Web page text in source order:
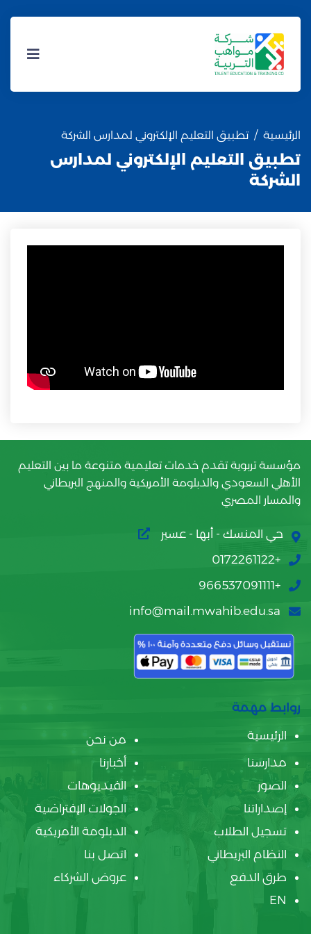
الرئيسية تطبيق التعليم الإلكتروني لمدارس الشركة
تطبيق التعليم الإلكتروني لمدارس
الشركة
مؤسسة تربوية تقدم خدمات تعليمية متنوعة ما بين التعليم
الأهلي السعودي والدبلومة الأمريكية والمنهج البريطاني
والمسار المصري
حي المنسك - أبها - عسير
+0172261122
+966537091111
info@mail.mwahib.edu.sa
روابط مهمة
الرئيسية
من نحن
مدارسنا
أخبارنا
الصور
الفيديوهات
إصداراتنا
الجولات الإفتراضية
تسجيل الطلاب
الدبلومة الأمريكية
النظام البريطاني
اتصل بنا
طرق الدفع
عروض الشركاء
EN